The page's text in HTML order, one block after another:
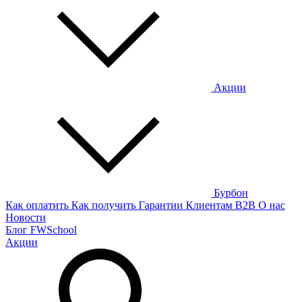
Акции
Бурбон
Как оплатить Как получить Гарантии Клиентам B2B О нас
Новости
Блог FWSchool
Акции